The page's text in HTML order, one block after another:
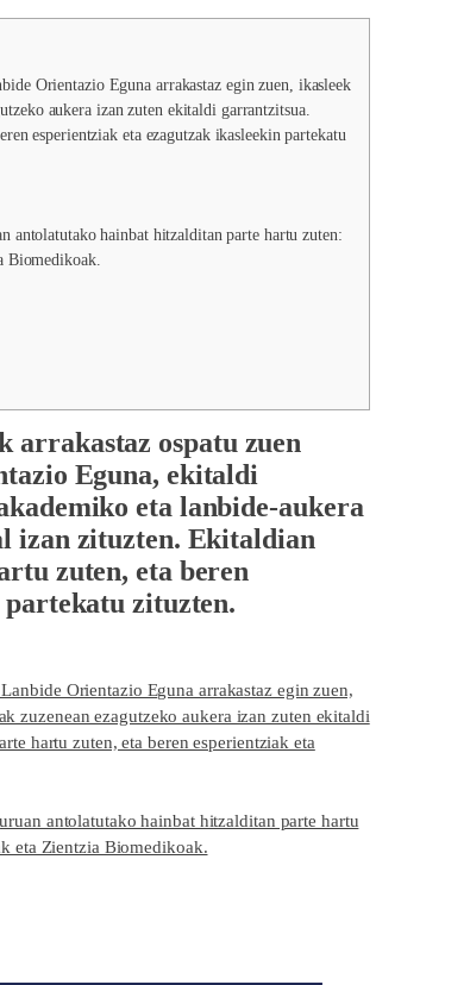
Orientazio Eguna arrakastaz egin zuen, ikasleek
aukera izan zuten ekitaldi garrantzitsua.
esperientziak eta ezagutzak ikasleekin partekatu
antolatutako hainbat hitzalditan parte hartu zuten:
Biomedikoak.
arrakastaz ospatu zuen
Eguna, ekitaldi
eta lanbide-aukera
izan zituzten. Ekitaldian
zuten, eta beren
partekatu zituzten.
Orientazio Eguna arrakastaz egin zuen,
zuzenean ezagutzeko aukera izan zuten ekitaldi
hartu zuten, eta beren esperientziak eta
antolatutako hainbat hitzalditan parte hartu
eta Zientzia Biomedikoak.